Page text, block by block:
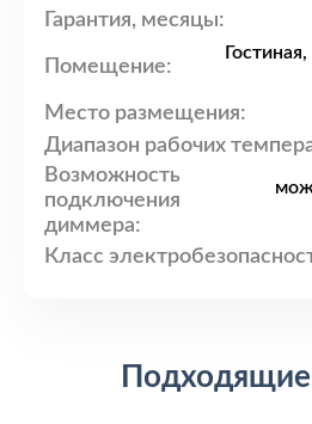
Гарантия, месяцы:
Помещение:
Место размещения:
Диапазон рабочих
Возможность
подключения
диммера:
Класс